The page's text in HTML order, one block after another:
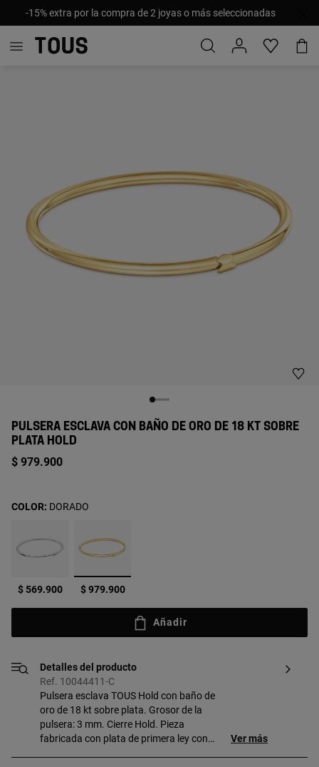
-15% extra por la compra de 2 joyas o más seleccionadas
PULSERA ESCLAVA CON BAÑO DE ORO DE 18 KT SOBRE
PLATA HOLD
$ 979.900
$ 569.900 seleccionado
$ 979.900
COLOR: DORADO
Añadir
Detalles del producto
Ref. 10044411-C
Pulsera esclava TOUS Hold con baño de
oro de 18 kt sobre plata. Grosor de la
pulsera: 3 mm. Cierre Hold. Pieza
fabricada con plata de primera ley con
Ver más